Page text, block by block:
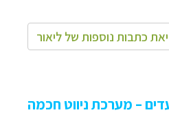
כתבות נוספות של ליאור
מוכנים ב-11 יעדים – מערכת ניווט חכמה